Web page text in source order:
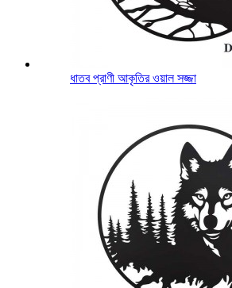
ধাতব প্রাণী আকৃতির ওয়াল সজ্জা